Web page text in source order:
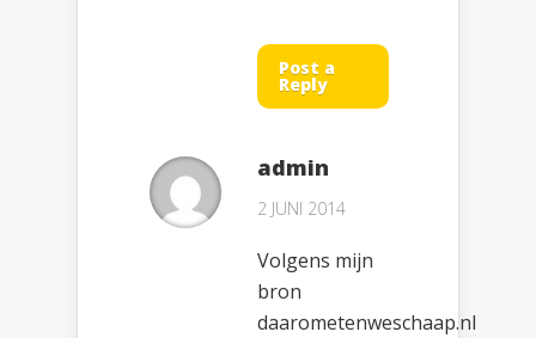
Post a
Reply
admin
2 JUNI 2014
Volgens mijn
bron
daarometenweschaap.nl